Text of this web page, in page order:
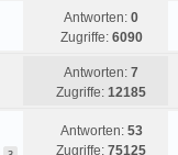
Antworten: 0
Zugriffe: 6090
Antworten: 7
Zugriffe: 12185
Antworten: 53
Zugriffe: 75125